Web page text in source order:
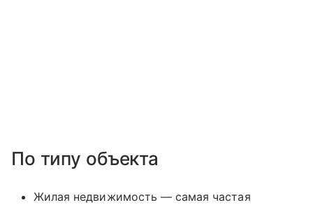
По типу объекта
Жилая недвижимость — самая частая